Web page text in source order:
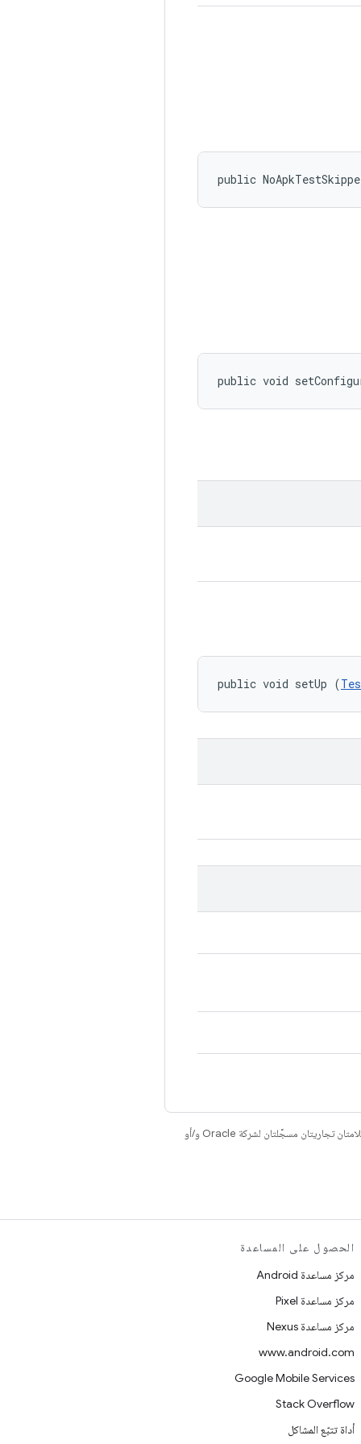
public
public void
public void setUp (
. إنّ Java وOpenJDK هما علامتان تجاريتان مسجَّلتان لشركة Oracle و/أو
الحصول على المساعدة
مركز مساعدة Android
مركز مساعدة Pixel
مركز مساعدة Nexus
www.android.com
Google Mobile Services
Stack Overflow
أداة تتبّع المشاكل